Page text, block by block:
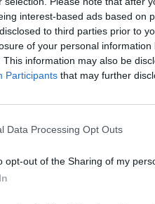
interest-based ads based on
to third parties prior to
of your personal
This information may also be
Participants that may further
Data Processing Opt Outs
opt-out of the Sharing of my